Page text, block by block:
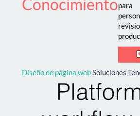
Conocimiento
Diseño de página webSoluciones